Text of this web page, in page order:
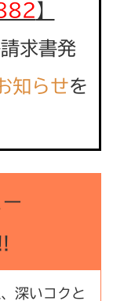
】
求書発
知らせを
深いコクと